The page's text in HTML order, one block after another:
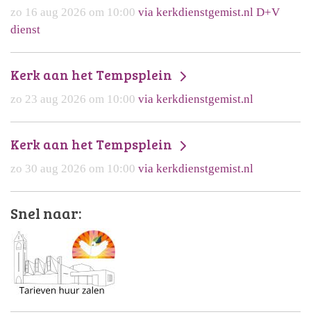
zo 16 aug 2026 om 10:00 via kerkdienstgemist.nl D+V
dienst
Kerk aan het Tempsplein
zo 23 aug 2026 om 10:00 via kerkdienstgemist.nl
Kerk aan het Tempsplein
zo 30 aug 2026 om 10:00 via kerkdienstgemist.nl
Snel naar: